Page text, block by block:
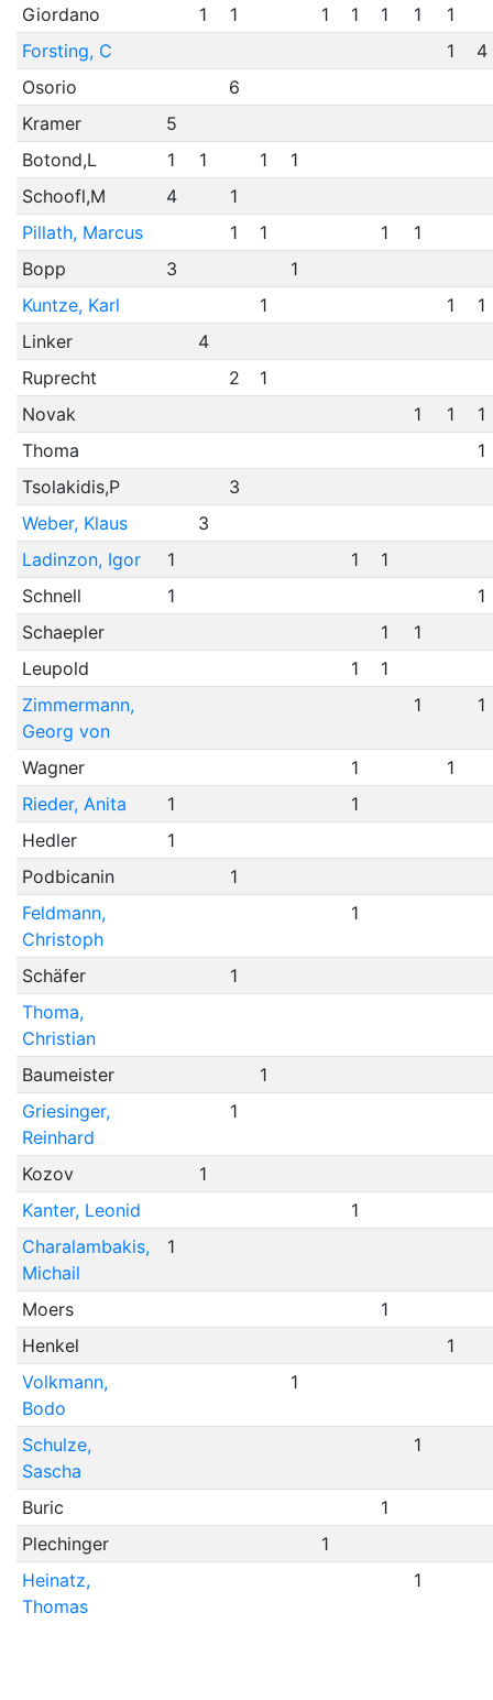
Giordano 1 1 1 1 1 1
1
Forsting, C
1
4
Osorio
6
Kramer
5
Botond,L
1 1 1
1
Schoofl,M
4
1
Pillath, Marcus
1 1 1
1
Bopp
3
1
Kuntze, Karl
1 1
1
Linker
4
Ruprecht
2
1
Novak
1 1
1
Thoma
1
Tsolakidis,P
3
Weber, Klaus
3
Ladinzon, Igor
1 1
1
Schnell
1
1
Schaepler
1
1
Leupold
1
1
Zimmermann,
Georg von
1 1
Wagner 1
1
Rieder, Anita
1
1
Hedler
1
Podbicanin
1
Feldmann,
Christoph
1
Schäfer
1
Thoma,
Christian
Baumeister
1
Griesinger,
Reinhard
1
Kozov
1
Kanter, Leonid
1
Charalambakis,
Michail
1
Moers
1
Henkel
1
Volkmann,
Bodo
1
Schulze,
Sascha
1
Buric
1
Plechinger
1
Heinatz,
Thomas
1